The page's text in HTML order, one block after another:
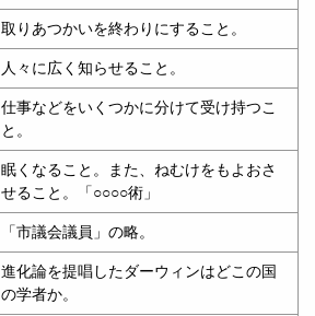
取りあつかいを終わりにすること。
人々に広く知らせること。
仕事などをいくつかに分けて受け持つこ
と。
眠くなること。また、ねむけをもよおさ
せること。「○○○○術」
「市議会議員」の略。
進化論を提唱したダーウィンはどこの国
の学者か。